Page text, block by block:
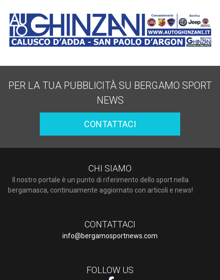
PER LA TUA PUBBLICITÀ SU BERGAMO SPORT
NEWS
CONTATTACI
CHI SIAMO
Il nostro portale è un punto di riferimento dello sport nella
bergamasca, continuamente aggiornato con articoli e news!
CONTATTACI
info@bergamosportnews.com
FOLLOW US